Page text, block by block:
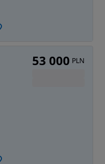
53 000 PLN